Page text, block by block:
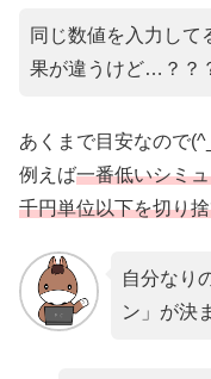
同じ数値を入力して
果が違うけど…？？
あくまで目安なので
例えば一番低いシミ
千円単位以下を切り
自分なり
ン」が決